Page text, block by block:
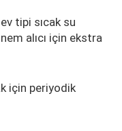
tipi sıcak su
alıcı için ekstra
için periyodik